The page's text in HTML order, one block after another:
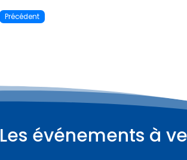
Précédent
Les événements à